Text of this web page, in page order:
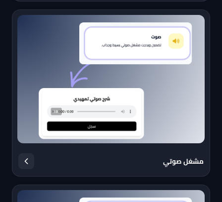
مشغل صوتي